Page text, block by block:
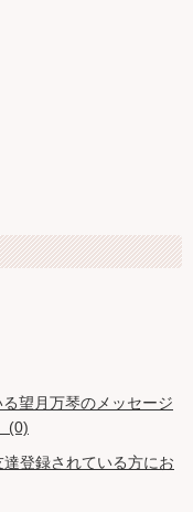
望月万琴のメッセージ
(0)
登録されている方にお